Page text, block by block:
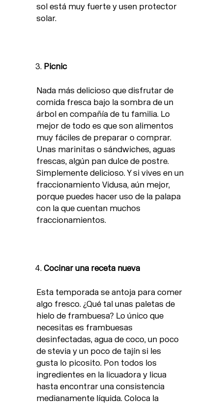
sol está muy fuerte y usen protector
solar.
Picnic
Nada más delicioso que disfrutar de
comida fresca bajo la sombra de un
árbol en compañía de tu familia. Lo
mejor de todo es que son alimentos
muy fáciles de preparar o comprar.
Unas marinitas o sándwiches, aguas
frescas, algún pan dulce de postre.
Simplemente delicioso. Y si vives en un
fraccionamiento Vidusa, aún mejor,
porque puedes hacer uso de la palapa
con la que cuentan muchos
fraccionamientos.
Cocinar una receta nueva
Esta temporada se antoja para comer
algo fresco. ¿Qué tal unas paletas de
hielo de frambuesa? Lo único que
necesitas es frambuesas
desinfectadas, agua de coco, un poco
de stevia y un poco de tajín si les
gusta lo picosito. Pon todos los
ingredientes en la licuadora y licua
hasta encontrar una consistencia
medianamente líquida. Coloca la